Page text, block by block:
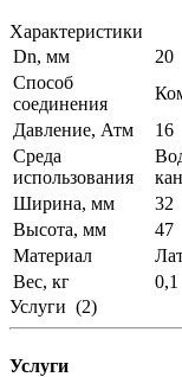
Характеристики
Dn, мм
20
Способ
соединения
Давление, Атм
16
Среда
использования
Ширина, мм
32
Высота, мм
47
Материал
Вес, кг
0,1
Услуги (2)
Услуги